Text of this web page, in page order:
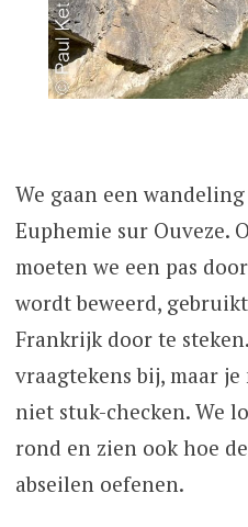
We gaan een
Euphemie sur Ouveze.
moeten we een pas
wordt beweerd,
Frankrijk door te
vraagtekens bij, maar
niet stuk-checken. We
rond en zien ook hoe
abseilen oefenen.